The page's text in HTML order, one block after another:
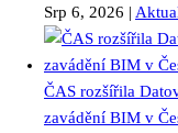
Srp 6, 2026 |
ČAS rozšířila
zavádění BIM v